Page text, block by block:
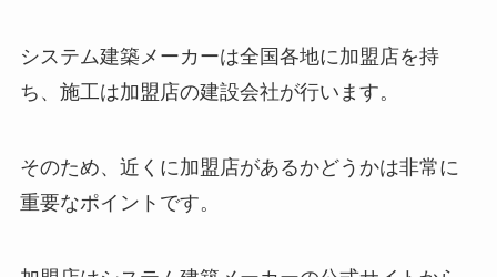
システム建築メーカーは全国各地に加盟店を持
ち、施工は加盟店の建設会社が行います。
そのため、近くに加盟店があるかどうかは非常に
重要なポイントです。